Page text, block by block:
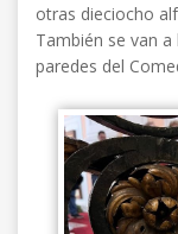
otras dieciocho
También se van
paredes del